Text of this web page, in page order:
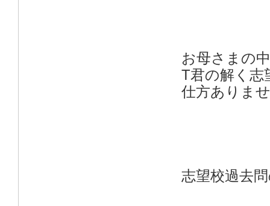
お母さまの
T君の解く志
仕方ありま
志望校過去